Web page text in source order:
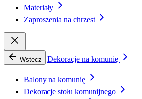
Materiały
Zaproszenia na chrzest
Wstecz Dekoracje na komunię
Balony na komunię
Dekoracje stołu komunijnego